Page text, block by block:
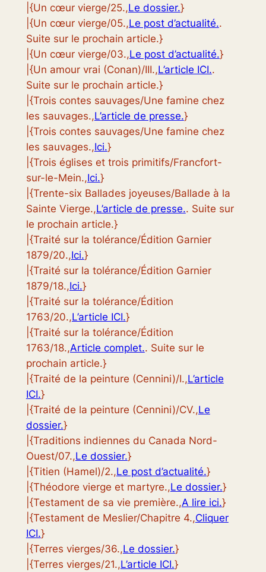
|{Un cœur vierge/25.,Le dossier.}
|{Un cœur vierge/05.,Le post d’actualité..
Suite sur le prochain article.}
|{Un cœur vierge/03.,Le post d’actualité.}
|{Un amour vrai (Conan)/III.,L’article ICI..
Suite sur le prochain article.}
|{Trois contes sauvages/Une famine chez
les sauvages.,L’article de presse.}
|{Trois contes sauvages/Une famine chez
les sauvages.,Ici.}
|{Trois églises et trois primitifs/Francfort-
sur-le-Mein.,Ici.}
|{Trente-six Ballades joyeuses/Ballade à la
Sainte Vierge.,L’article de presse.. Suite sur
le prochain article.}
|{Traité sur la tolérance/Édition Garnier
1879/20.,Ici.}
|{Traité sur la tolérance/Édition Garnier
1879/18.,Ici.}
|{Traité sur la tolérance/Édition
1763/20.,L’article ICI.}
|{Traité sur la tolérance/Édition
1763/18.,Article complet.. Suite sur le
prochain article.}
|{Traité de la peinture (Cennini)/I.,L’article
ICI.}
|{Traité de la peinture (Cennini)/CV.,Le
dossier.}
|{Traditions indiennes du Canada Nord-
Ouest/07.,Le dossier.}
|{Titien (Hamel)/2.,Le post d’actualité.}
|{Théodore vierge et martyre.,Le dossier.}
|{Testament de sa vie première.,A lire ici.}
|{Testament de Meslier/Chapitre 4.,Cliquer
ICI.}
|{Terres vierges/36.,Le dossier.}
|{Terres vierges/21.,L’article ICI.}